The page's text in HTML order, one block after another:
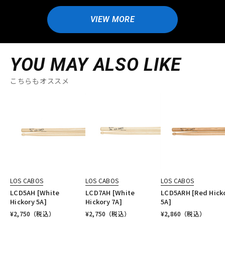
VIEW MORE
YOU MAY ALSO LIKE
こちらもオススメ
LOS CABOS
LCD5AH [White
Hickory 5A]
¥2,750 （税込）
LOS CABOS
LCD7AH [White
Hickory 7A]
¥2,750 （税込）
LOS CABOS
LCD5ARH [Red
5A]
¥2,860 （税込）